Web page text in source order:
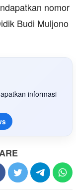
nomor
Budi Muljono
informasi